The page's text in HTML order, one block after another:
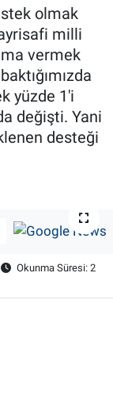
olmak
milli
vermek
yüzde 1'i
değişti. Yani
desteği
Okunma Süresi: 2